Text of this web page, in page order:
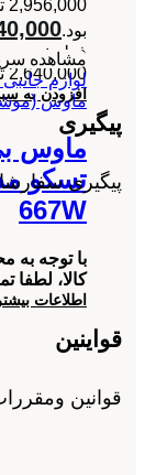
2,956,000
فعلی:
2,640,000 تومان.
افزودن به سبد
مشاهده سریع
لوازم جانبی
ماوس
ماوس بی
667W
با توجه به
کالا، لطفا تماس
اطلاعات بیشتر
پیگیری
پیگیری سفارشات
قواینین
قوانین ومقررات